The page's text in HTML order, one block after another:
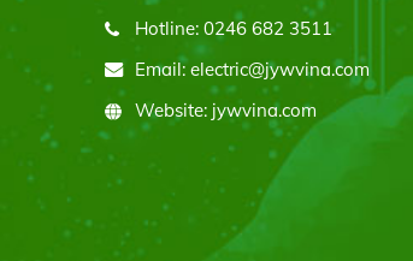
Hotline: 0246 682 3511
Email: electric@jywvina.com
Website: jywvina.com